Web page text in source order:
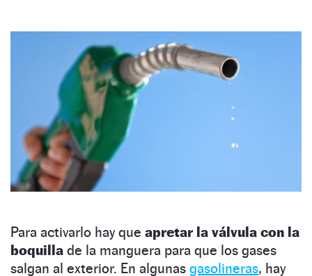
Para activarlo hay que apretar la válvula con la
boquilla de la manguera para que los gases
salgan al exterior. En algunas gasolineras, hay